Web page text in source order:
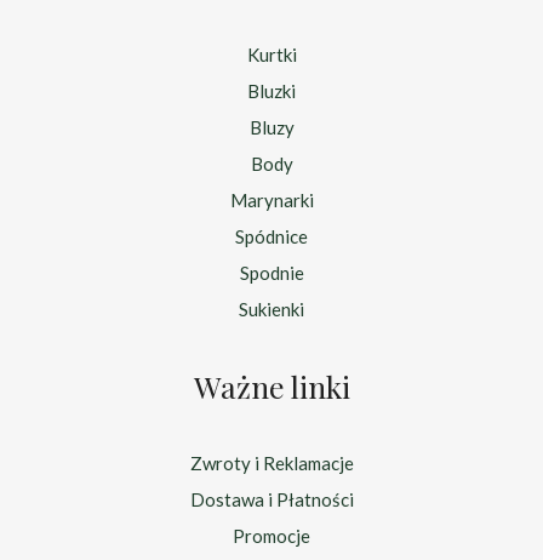
Kurtki
Bluzki
Bluzy
Body
Marynarki
Spódnice
Spodnie
Sukienki
Ważne linki
Zwroty i Reklamacje
Dostawa i Płatności
Promocje